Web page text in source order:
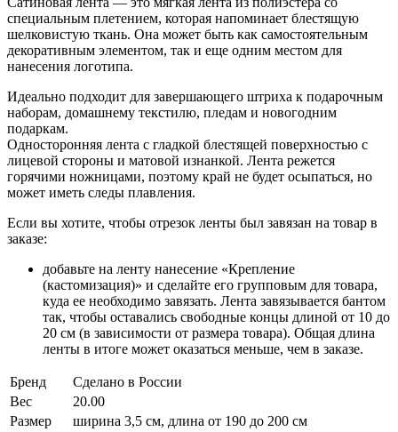
специальным плетением, которая напоминает блестящую
шелковистую ткань. Она может быть как самостоятельным
декоративным элементом, так и еще одним местом для
нанесения логотипа.
Идеально подходит для завершающего штриха к подарочным
наборам, домашнему текстилю, пледам и новогодним
подаркам.
Односторонняя лента с гладкой блестящей поверхностью с
лицевой стороны и матовой изнанкой. Лента режется
горячими ножницами, поэтому край не будет осыпаться, но
может иметь следы плавления.
Если вы хотите, чтобы отрезок ленты был завязан на товар в
заказе:
добавьте на ленту нанесение «Крепление
(кастомизация)» и сделайте его групповым для товара,
куда ее необходимо завязать. Лента завязывается бантом
так, чтобы оставались свободные концы длиной от 10 до
20 см (в зависимости от размера товара). Общая длина
ленты в итоге может оказаться меньше, чем в заказе.
Бренд
Сделано в России
Вес
20.00
Размер
ширина 3,5 см, длина от 190 до 200 см